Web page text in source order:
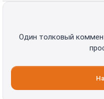
Один толковый